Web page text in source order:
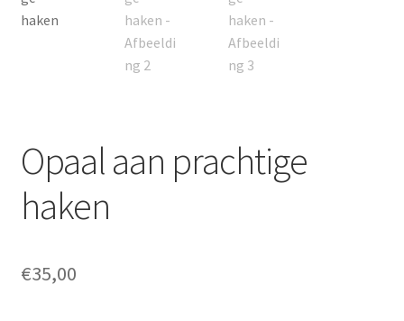
Inloggen
Opaal aan prachtige
haken
€35,00